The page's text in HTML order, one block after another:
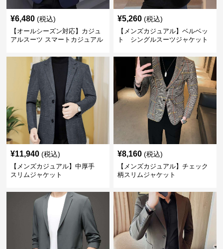
¥6,480 (税込)
【オールシーズン対応】カジュ
アルスーツ スマートカジュアル
¥5,260 (税込)
【メンズカジュアル】ベルベッ
ト シングルスーツジャケット
¥11,940 (税込)
【メンズカジュアル】中厚手
スリムジャケット
¥8,160 (税込)
【メンズカジュアル】チェック
柄スリムジャケット